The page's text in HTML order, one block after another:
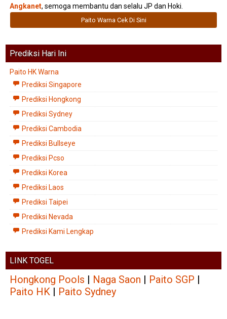
Angkanet, semoga membantu dan selalu JP dan Hoki.
Paito Warna Cek Di Sini
Prediksi Hari Ini
Paito HK Warna
Prediksi Singapore
Prediksi Hongkong
Prediksi Sydney
Prediksi Cambodia
Prediksi Bullseye
Prediksi Pcso
Prediksi Korea
Prediksi Laos
Prediksi Taipei
Prediksi Nevada
Prediksi Kami Lengkap
LINK TOGEL
Hongkong Pools | Naga Saon | Paito SGP |
Paito HK | Paito Sydney